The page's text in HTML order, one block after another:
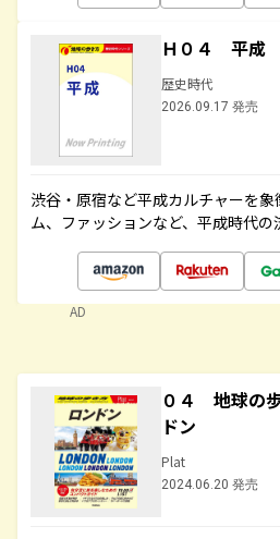
Ｈ０４ 平成
歴史時代
2026.09.17 発売
渋谷・原宿など平成カルチャーを
ム、ファッションなど、平成時代の
AD
０４ 地球の
ドン
Plat
2024.06.20 発売